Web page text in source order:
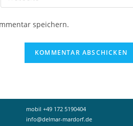
deine
speichern.
mobil +49 172 5190404
info@delmar-mardorf.de